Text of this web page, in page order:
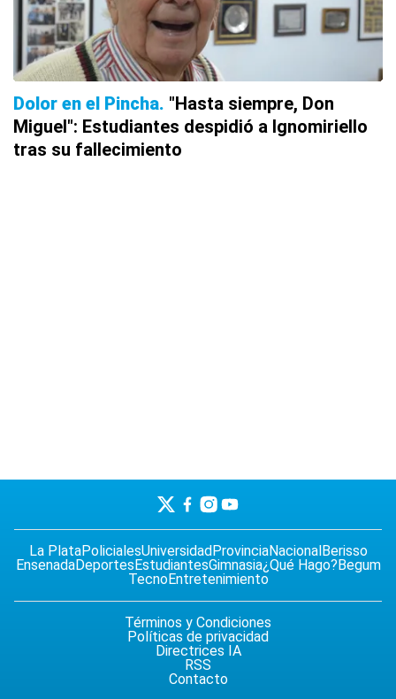
Dolor en el Pincha "Hasta siempre, Don
Miguel": Estudiantes despidió a Ignomiriello
tras su fallecimiento
La PlataPolicialesUniversidadProvinciaNacionalBerisso
EnsenadaDeportesEstudiantesGimnasia¿Qué Hago?Begum
TecnoEntretenimiento
Términos y Condiciones
Políticas de privacidad
Directrices IA
RSS
Contacto